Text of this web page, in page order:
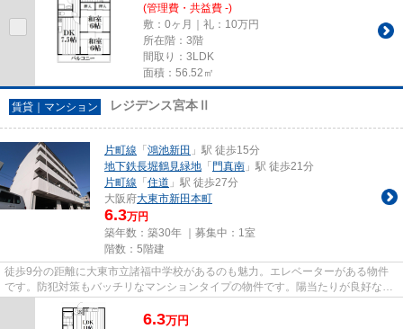
(管理費・共益費 -)
敷：0ヶ月｜礼：10万円
所在階：3階
間取り：3LDK
面積：56.52㎡
賃貸｜マンション レジデンス宮本Ⅱ
片町線 「 鴻池新田 」駅 徒歩15分
地下鉄長堀鶴見緑地 「 門真南 」駅 徒歩21分
片町線 「 住道 」駅 徒歩27分
大阪府大東市新田本町
6.3万円
築年数：築30年 ｜募集中： 1室
階数：5階建
徒歩9分の距離に大東市立諸福中学校があるのも魅力。エレベーターがある物件
です。防犯対策もバッチリなマンションタイプの物件です。陽当たりが良好な物
件は梅雨時期の湿気もたまりに...
6.3万円